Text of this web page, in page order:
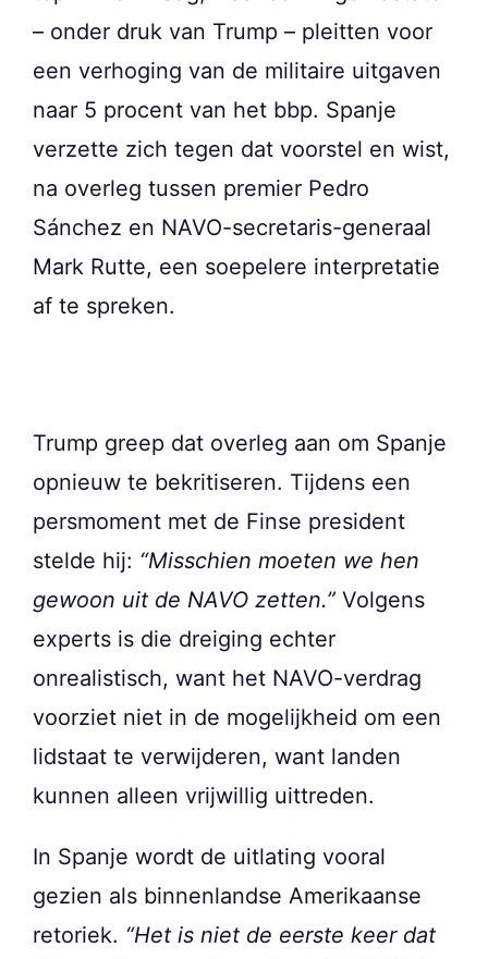
– onder druk van Trump – pleitten voor
een verhoging van de militaire uitgaven
naar 5 procent van het bbp. Spanje
verzette zich tegen dat voorstel en wist,
na overleg tussen premier Pedro
Sánchez en NAVO-secretaris-generaal
Mark Rutte, een soepelere interpretatie
af te spreken.
Trump greep dat overleg aan om Spanje
opnieuw te bekritiseren. Tijdens een
persmoment met de Finse president
stelde hij: “Misschien moeten we hen
gewoon uit de NAVO zetten.” Volgens
experts is die dreiging echter
onrealistisch, want het NAVO-verdrag
voorziet niet in de mogelijkheid om een
lidstaat te verwijderen, want landen
kunnen alleen vrijwillig uittreden.
In Spanje wordt de uitlating vooral
gezien als binnenlandse Amerikaanse
retoriek. “Het is niet de eerste keer dat